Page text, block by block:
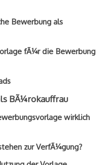
Bewerbung als
fÃ¼r die Bewerbung
BÃ¼rokauffrau
wirklich
zur VerfÃ¼gung?